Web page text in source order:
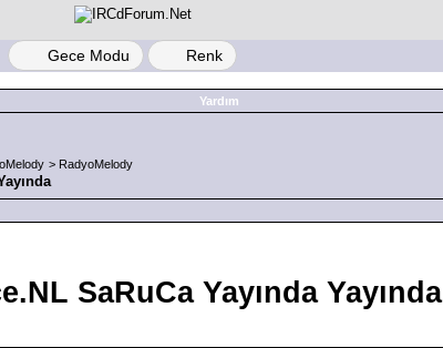
Gece Modu Renk
Yardım
> RadyoMelody
SaRuCa Yayında Yayında